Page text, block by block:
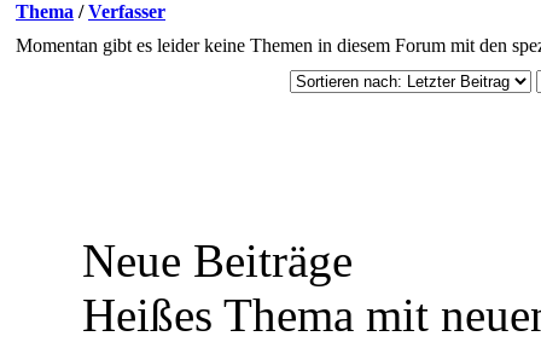
Thema /Verfasser
Momentan gibt es leider keine Themen in diesem Forum mit den
Neue Beiträge
Heißes Thema mit